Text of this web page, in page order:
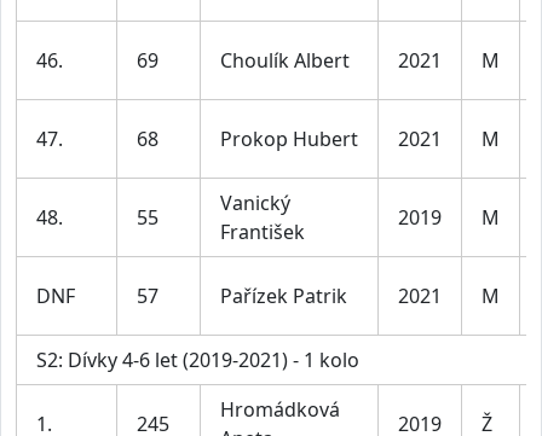
46. 69 Choulík Albert 2021 M
47. 68 Prokop Hubert 2021 M
48. 55
Vanický
František
2019 M
DNF 57 Pařízek Patrik 2021 M
S2: Dívky 4-6 let (2019-2021) - 1 kolo
1. 245
Hromádková
2019 Ž